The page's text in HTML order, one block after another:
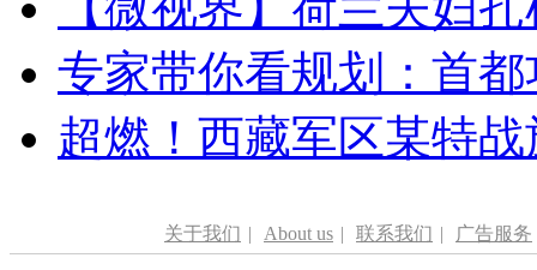
专家带你看规划：首
超燃！西藏军区某特
关于我们 | About us | 联系我们 | 广告服务